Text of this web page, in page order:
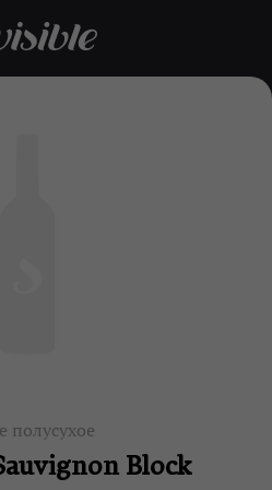
полусухое
Block